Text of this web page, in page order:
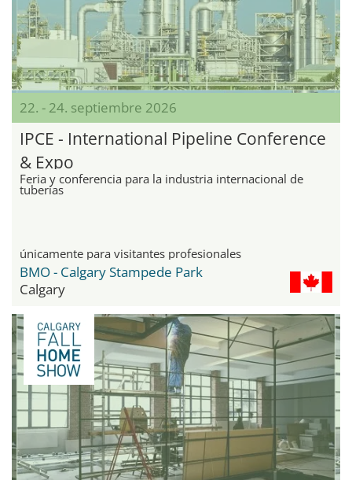
22. - 24. septiembre 2026
IPCE - International Pipeline Conference
& Expo
Feria y conferencia para la industria internacional de
tuberías
únicamente para visitantes profesionales
BMO - Calgary Stampede Park
Calgary